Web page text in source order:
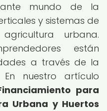
mundo de la
y sistemas de
urbana.
están
a través de la
En nuestro artículo
para
Urbana y Huertos